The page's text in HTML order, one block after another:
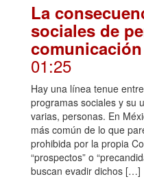
La
sociales de
01:25
Hay una línea tenue
programas sociales y su
varias, personas. En
más común de lo que
prohibida por la propia
“prospectos” o
buscan evadir dichos […]